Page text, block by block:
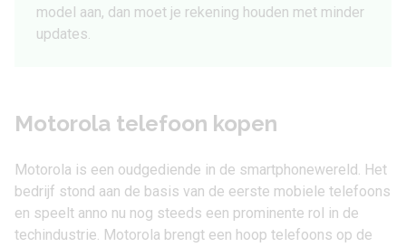
model aan, dan moet je rekening houden met minder
updates.
Motorola telefoon kopen
Motorola is een oudgediende in de smartphonewereld. Het
bedrijf stond aan de basis van de eerste mobiele telefoons
en speelt anno nu nog steeds een prominente rol in de
techindustrie. Motorola brengt een hoop telefoons op de